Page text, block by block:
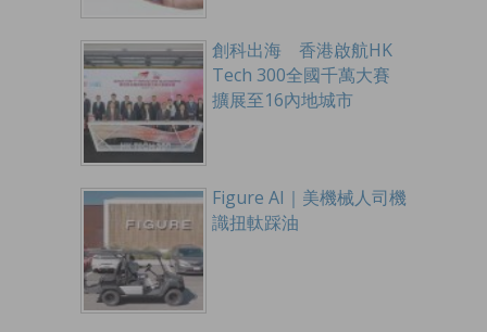
創科出海 香港啟航HK
Tech 300全國千萬大賽
擴展至16內地城市
Figure AI｜美機械人司機
識扭軚踩油